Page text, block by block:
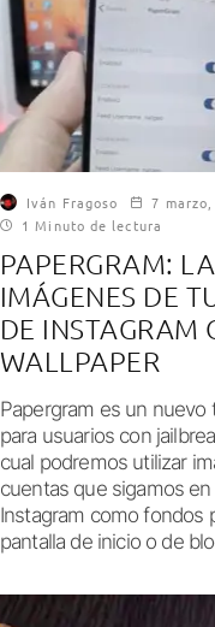
Iván Fragoso
7
1 Minuto de lectura
PAPERGRAM:
IMÁGENES DE
DE INSTAGRAM
WALLPAPER
Papergram es un nuevo
para usuarios con
cual podremos utilizar
cuentas que sigamos
Instagram como fondos
pantalla de inicio o de